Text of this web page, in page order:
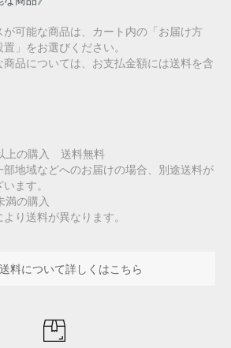
可能な商品は、カート内の「お届け方
」をお選びください。
品については、お支払金額には送料を含
上の購入 送料無料
地域などへのお届けの場合、別途送料が
ます。
満の購入
り送料が異なります。
料について詳しくはこちら